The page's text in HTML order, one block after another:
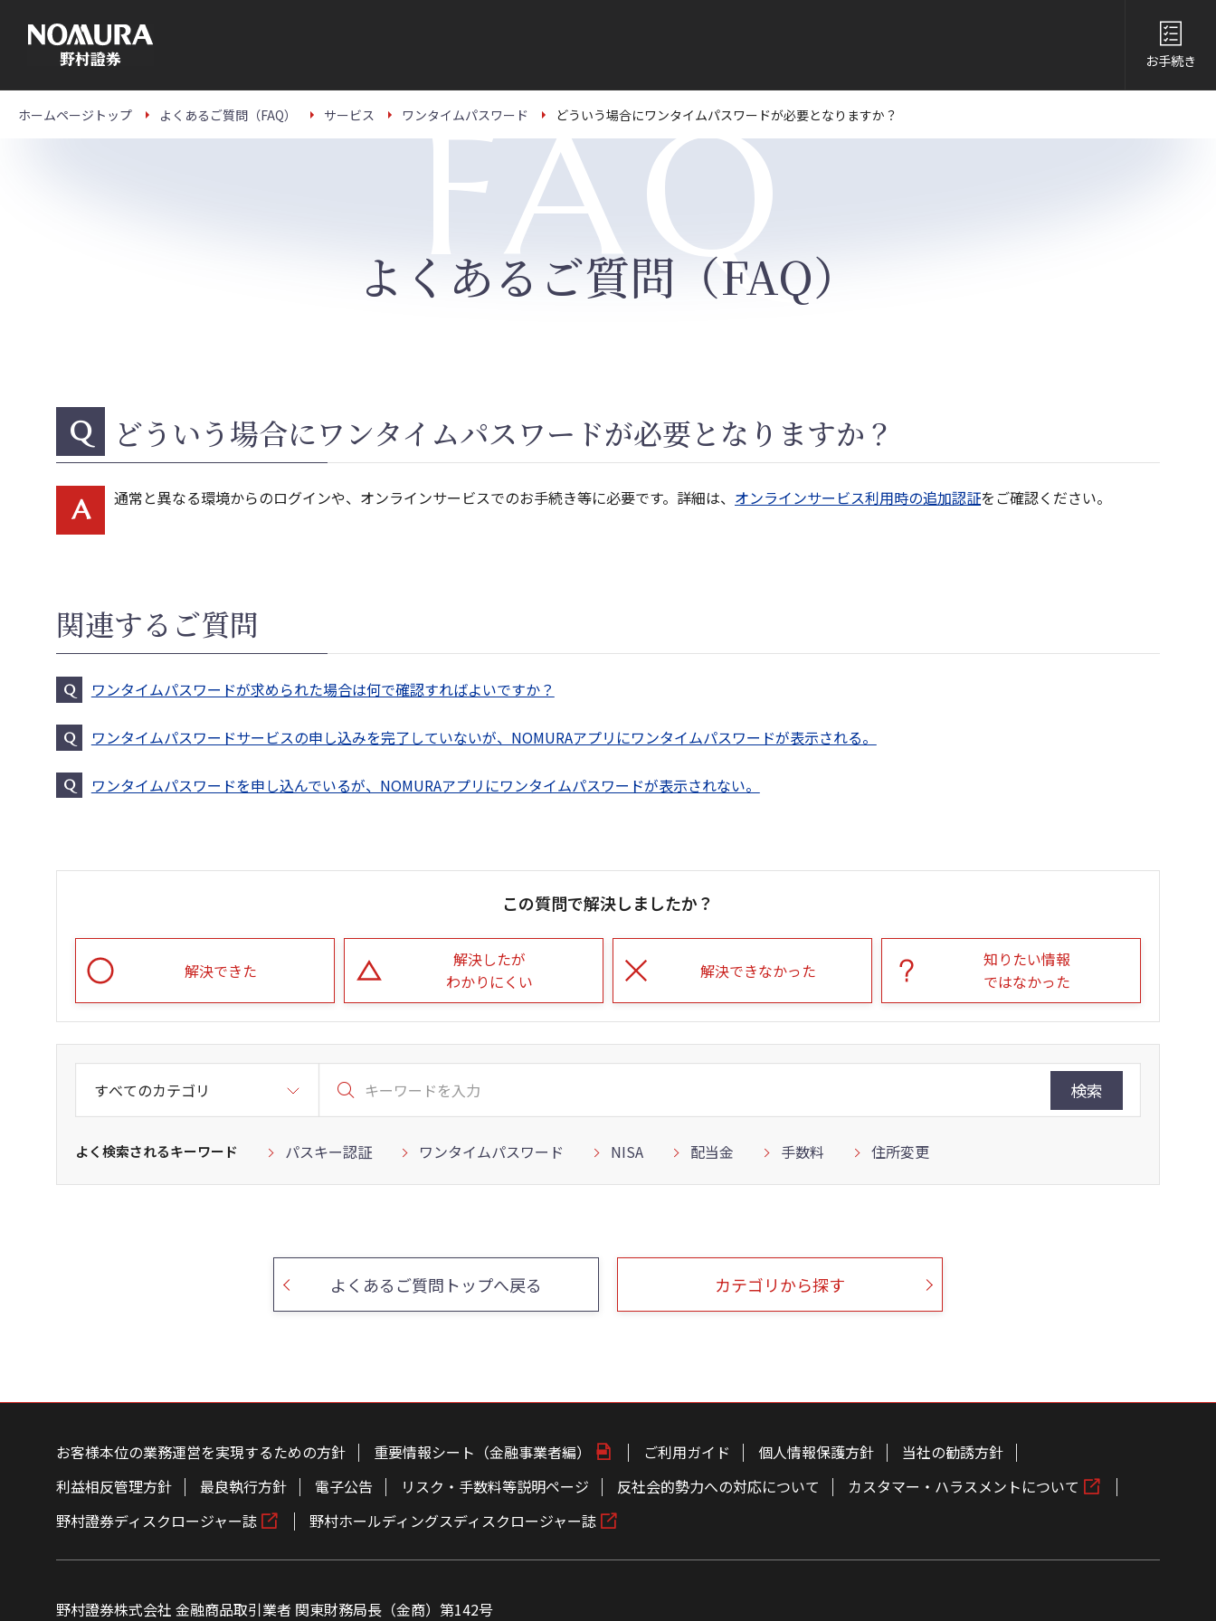
本
お手続き
ホームページトップ よくあるご質問（FAQ） サービス ワンタイムパスワード どういう場合にワンタイムパスワードが必要となりますか？
FAQ
よくあるご質問（FAQ）
Q どういう場合にワンタイムパスワードが必要となりますか？
A 通常と異なる環境からのログインや、オンラインサービスでのお手続き等に必要です。詳細は、 オンラインサービス利用時の追加認証をご確認ください。
関連するご質問
Q ワンタイムパスワードが求められた場合は何で確認すればよいですか？
Q ワンタイムパスワードサービスの申し込みを完了していないが、NOMURAアプリにワンタイムパスワードが表示される。
Q ワンタイムパスワードを申し込んでいるが、NOMURAアプリにワンタイムパスワードが表示されない。
この質問で解決しましたか？
解決できた
解決したが
わかりにくい
解決できなかった
知りたい情報
ではなかった
検索
よく検索されるキーワード パスキー認証 ワンタイムパスワード NISA 配当金 手数料 住所変更
カテゴリから探す
よくあるご質問トップへ戻る
お客様本位の業務運営を実現するための方針 重要情報シート（金融事業者編） ご利用ガイド 個人情報保護方針
当社の勧誘方針
利益相反管理方針
最良執行方針 電子公告 リスク・手数料等説明ページ 反社会的勢力への対応について
カスタマー・ハラスメントについて
野村證券ディスクロージャー誌
野村ホールディングスディスクロージャー誌
野村證券株式会社 金融商品取引業者 関東財務局長（金商）第142号